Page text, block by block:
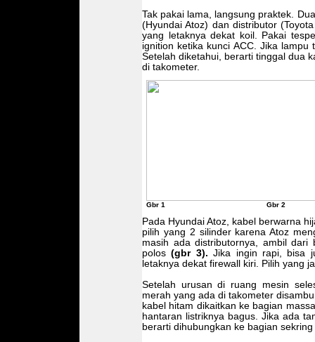
Tak pakai lama, langsung praktek.
(Hyundai Atoz) dan distributor
yang letaknya dekat koil. Pakai
ignition ketika kunci ACC. Jika
Setelah diketahui, berarti tinggal dua
di takometer.
Gbr 1 Gbr
Pada Hyundai Atoz, kabel berwarna
pilih yang 2 silinder karena Atoz
masih ada distributornya, ambil dari
polos(gbr 3).Jika ingin rapi, bisa
letaknya dekat firewall kiri. Pilih yang
Setelah urusan di ruang mesin
merah yang ada di takometer
kabel hitam dikaitkan ke bagian
hantaran listriknya bagus. Jika ada
berarti dihubungkan ke bagian